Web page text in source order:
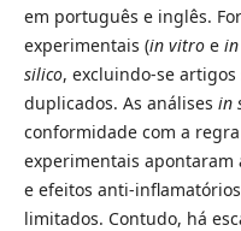
em português e inglês.
experimentais (in vitroe
silico, excluindo-se
duplicados. As análises in
conformidade com a
experimentais apontaram
e efeitos anti-
limitados. Contudo, há